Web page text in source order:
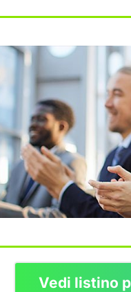
Vedi listino